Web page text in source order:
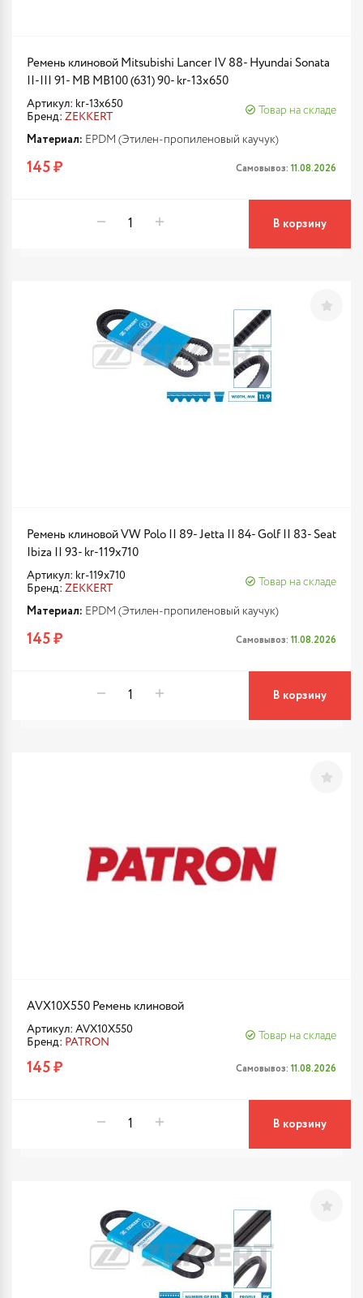
Ремень клиновой Mitsubishi Lancer IV 88- Hyundai Sonata
II-III 91- MB MB100 (631) 90- kr-13x650
Артикул: kr-13x650
Бренд: ZEKKERT
Товар на складе
Материал: EPDM (Этилен-пропиленовый каучук)
145 ₽ Самовывоз: 11.08.2026
В корзину
Ремень клиновой VW Polo II 89- Jetta II 84- Golf II 83- Seat
Ibiza II 93- kr-119x710
Артикул: kr-119x710
Бренд: ZEKKERT
Товар на складе
Материал: EPDM (Этилен-пропиленовый каучук)
145 ₽ Самовывоз: 11.08.2026
В корзину
AVX10X550 Ремень клиновой
Артикул: AVX10X550
Бренд: PATRON
Товар на складе
145 ₽ Самовывоз: 11.08.2026
В корзину